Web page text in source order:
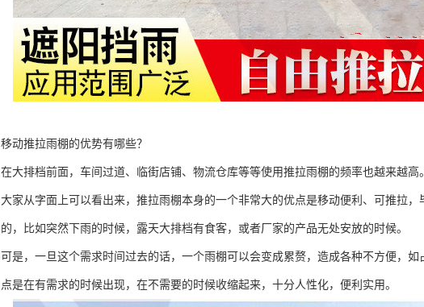
移动推拉雨棚的优势有哪些？
在大排档前面，车间过道、临街店铺、物流仓库等等使用推拉雨棚的频率也越来越
大家从字面上可以看出来，推拉雨棚本身的一个非常大的优点是移动便利、可推拉
的，比如突然下雨的时候，露天大排档有食客，或者厂家的产品无处安放的时候。
可是，一旦这个需求时间过去的话，一个雨棚可以会变成累赘，造成各种不方便，
点是在有需求的时候出现，在不需要的时候收缩起来，十分人性化，便利实用。